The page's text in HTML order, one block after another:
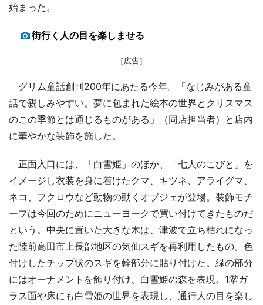
始まった。
街行く人の目を楽しませる
［広告］
グリム童話創刊200年にあたる今年。「なじみがある童
話で親しみやすい。夢に包まれた絵本の世界とクリスマス
のこの季節とは通じるものがある」（同店担当者）と店内
に華やかな装飾を施した。
正面入口には、「白雪姫」のほか、「七人のこびと」を
イメージし衣装を身に着けたクマ、キツネ、アライグマ、
ネコ、フクロウなど動物の動くオブジェが登場。装飾モチ
ーフは今回のためにニューヨークで買い付けてきたものだ
という。中央に置いた大きな木は、津波で立ち枯れになっ
た陸前高田市上長部地区の気仙スギを再利用したもの。色
付けしたチップ状のスギを幹部分に貼り付けた。緑の部分
にはオーナメントを飾り付け、白雪姫の森を表現。1階ガ
ラス面や床にも白雪姫の世界を表現し、通行人の目を楽し